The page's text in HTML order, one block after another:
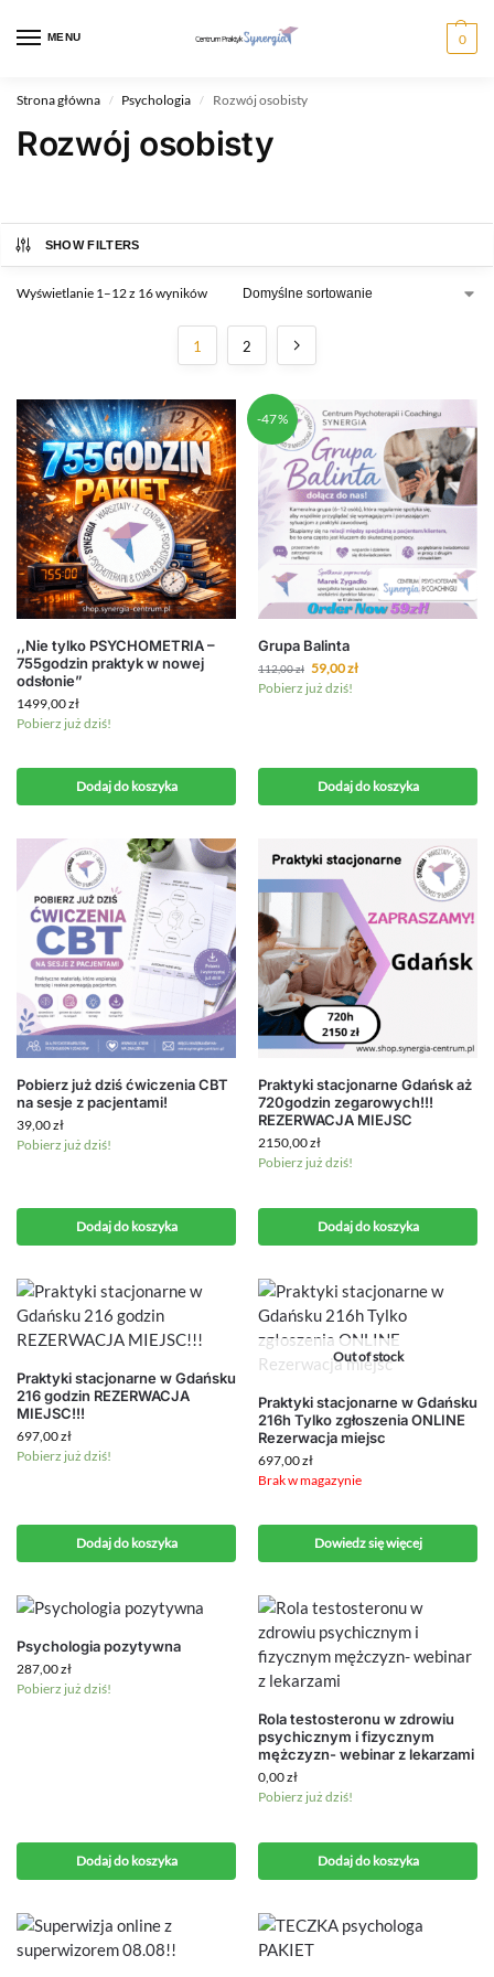
MENU 0
Strona główna / Psychologia / Rozwój osobisty
Rozwój osobisty
SHOW FILTERS
Wyświetlanie 1–12 z 16 wyników
1 2
,,Nie tylko PSYCHOMETRIA –
755godzin praktyk w nowej
odsłonie”
1499,00zł
Pobierz już dziś!
Dodaj do koszyka
-47%
Grupa Balinta
112,00zł 59,00zł
Pobierz już dziś!
Dodaj do koszyka
Pobierz już dziś ćwiczenia CBT
na sesje z pacjentami!
39,00zł
Pobierz już dziś!
Dodaj do koszyka
Praktyki stacjonarne Gdańsk aż
720godzin zegarowych!!!
REZERWACJA MIEJSC
2150,00zł
Pobierz już dziś!
Dodaj do koszyka
Praktyki stacjonarne w Gdańsku
216 godzin REZERWACJA
MIEJSC!!!
697,00zł
Pobierz już dziś!
Dodaj do koszyka
Out of stock
Praktyki stacjonarne w Gdańsku
216h Tylko zgłoszenia ONLINE
Rezerwacja miejsc
697,00zł
Brak w magazynie
Dowiedz się więcej
Psychologia pozytywna
287,00zł
Pobierz już dziś!
Dodaj do koszyka
Rola testosteronu w zdrowiu
psychicznym i fizycznym
mężczyzn- webinar z lekarzami
0,00zł
Pobierz już dziś!
Dodaj do koszyka